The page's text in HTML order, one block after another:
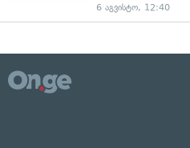
6 აგვისტო, 12:40